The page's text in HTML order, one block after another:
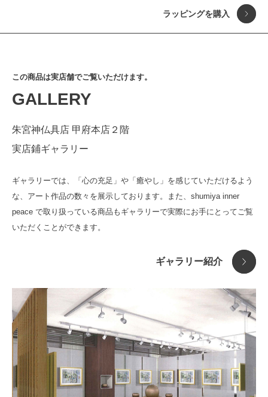
仏像
香り・キャンドル
仏教アート
インテリア
アクセサリー
健康 無病息災
恋愛 良縁成就
学問 合格祈願
平穏 家内安全
勝負 必勝祈願
厄除 開運祈願
見る
聞く
祈りを込めて
ありがとうを込めて
ラッピングを購入
この商品は実店舗でご覧いただけます。
GALLERY
朱宮神仏具店 甲府本店２階
実店鋪ギャラリー
ギャラリーでは、「心の充足」や「癒やし」を感じていただけるよう
な、アート作品の数々を展示しております。また、shumiya inner
peace で取り扱っている商品もギャラリーで実際にお手にとってご覧
いただくことができます。
ギャラリー紹介